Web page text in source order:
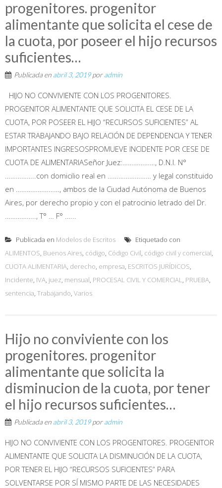
progenitores. progenitor
alimentante que solicita el cese de
la cuota, por poseer el hijo recursos
suficientes…
Publicada en abril 3, 2019poradmin
HIJO NO CONVIVIENTE CON LOS PROGENITORES.
PROGENITOR ALIMENTANTE QUE SOLICITA EL CESE DE LA
CUOTA, POR POSEER EL HIJO “RECURSOS SUFICIENTES” AL
ESTAR TRABAJANDO BAJO RELACIÓN DE DEPENDENCIA Y TENER
IMPORTANTES INGRESOSPROMUEVE INCIDENTE POR CESE DE
CUOTA DE ALIMENTARIASeñor Juez:………………, D.N.I. N°
……………..con domicilio real en …………………… y legal constituido
en ……………………, ambos de la Ciudad Autónoma de Buenos
Aires, por derecho propio y con el patrocinio letrado del Dr.
…………….., T° … F° …...
Publicada en Modelos de Escritos
Etiquetado con
ALIMENTOS, Buenos Aires, código, Código Civil, código civil y comercial,
CUOTA ALIMENTARIA, derecho, empresa, ESCRITOS JURÍDICOS,
Incidente, IVA, juez, mensual, PROCESAL CIVIL Y COMERCIAL, PRUEBA,
sentencia, Trabajando, Varios
Hijo no conviviente con los
progenitores. progenitor
alimentante que solicita la
disminucion de la cuota, por tener
el hijo recursos suficientes…
Publicada en abril 3, 2019poradmin
HIJO NO CONVIVIENTE CON LOS PROGENITORES. PROGENITOR
ALIMENTANTE QUE SOLICITA LA DISMINUCIÓN DE LA CUOTA,
POR TENER EL HIJO “RECURSOS SUFICIENTES” PARA
SOLVENTARSE POR SÍ MISMO PARTE DE LAS NECESIDADES